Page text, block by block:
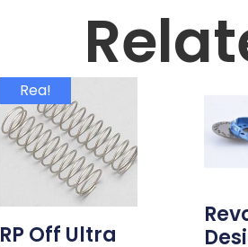
Rea!
RP Off Ultra